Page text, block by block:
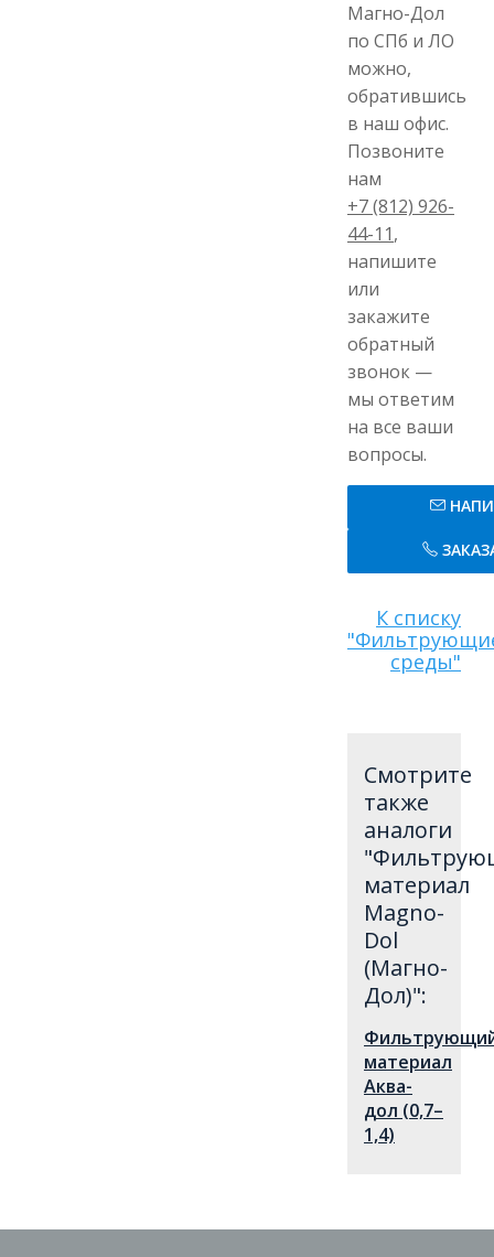
Магно-Дол
по СПб и ЛО
можно,
обратившись
в наш офис.
Позвоните
нам
+7 (812) 926-
44-11,
напишите
или
закажите
обратный
звонок —
мы ответим
на все ваши
вопросы.
К списку
среды"
Смотрите
также
aналоги
материал
Magno-
Dol
(Магно-
Дол)":
материал
Аква-
дол (0,7–
1,4)